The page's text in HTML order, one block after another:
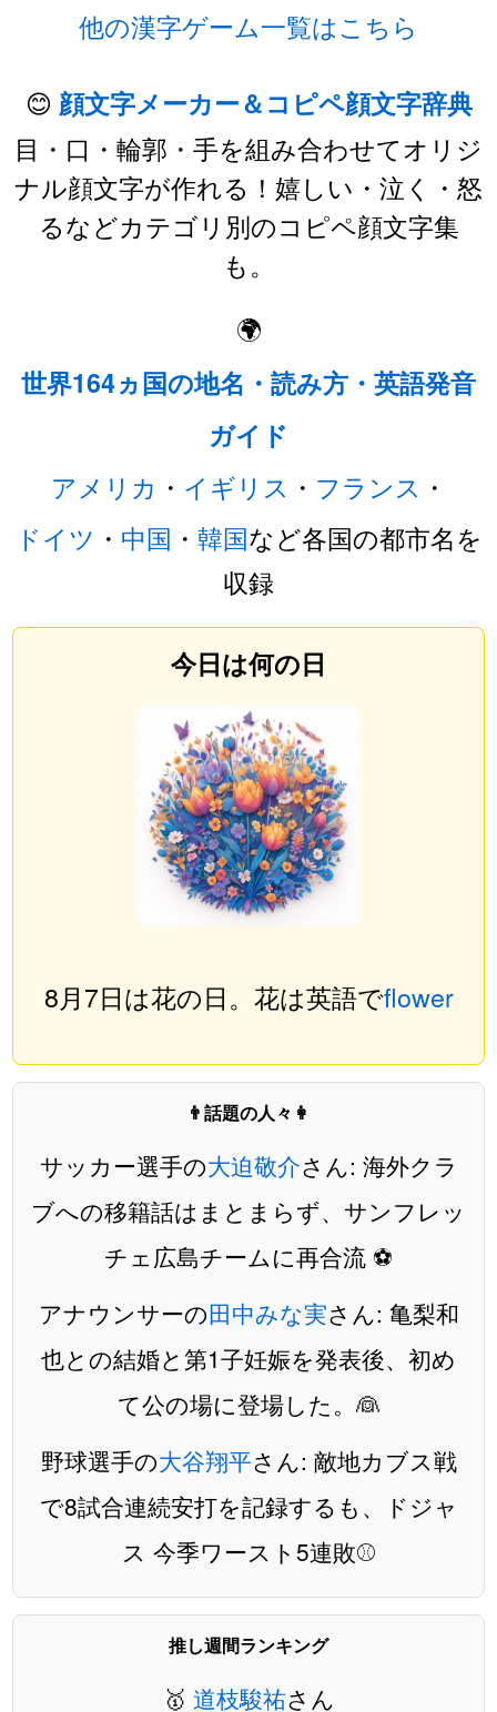
他の漢字ゲーム一覧はこちら
😊 顔文字メーカー＆コピペ顔文字辞典
目・口・輪郭・手を組み合わせてオリジ
ナル顔文字が作れる！嬉しい・泣く・怒
るなどカテゴリ別のコピペ顔文字集
も。
🌍
世界164ヵ国の地名・読み方・英語発音
ガイド
アメリカ ・ イギリス ・ フランス ・
ドイツ ・ 中国 ・ 韓国など各国の都市名を
収録
今日は何の日
8月7日は花の日。花は英語でflower
👨話題の人々👩
サッカー選手の大迫敬介さん: 海外クラ
ブへの移籍話はまとまらず、サンフレッ
チェ広島チームに再合流 ⚽️
アナウンサーの田中みな実さん: 亀梨和
也との結婚と第1子妊娠を発表後、初め
て公の場に登場した。👰
野球選手の大谷翔平さん: 敵地カブス戦
で8試合連続安打を記録するも、ドジャ
ス 今季ワースト5連敗⚾️
推し週間ランキング
🥇 道枝駿祐さん